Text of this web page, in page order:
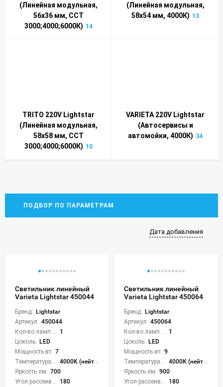
(Линейная модульная,
56x36 мм, CCT
3000;4000;6000К) 14
(Линейная модульная,
58x54 мм, 4000К) 13
TRITO 220V Lightstar
(Линейная модульная,
58x58 мм, CCT
3000;4000;6000К) 10
VARIETA 220V Lightstar
(Автосервисы и
автомойки, 4000К) 34
ПОДБОР ПО ПАРАМЕТРАМ
Дата добавления
Светильник линейный
Varieta Lightstar 450044
Бренд: Lightstar
Артикул: 450044
1
Цоколь: LED
Мощность вт: 7
4000K (нейтральный)
Яркость лм: 700
180
Светильник линейный
Varieta Lightstar 450064
Бренд: Lightstar
Артикул: 450064
1
Цоколь: LED
Мощность вт: 9
4000K (нейтральный)
Яркость лм: 900
180